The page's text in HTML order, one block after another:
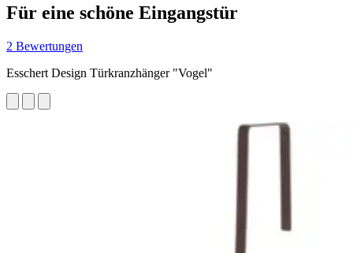
Für eine schöne Eingangstür
2 Bewertungen
Esschert Design Türkranzhänger "Vogel"